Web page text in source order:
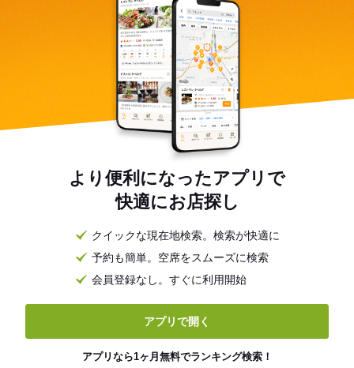
より便利になったアプリで
快適にお店探し
クイックな現在地検索。検索が快適に
予約も簡単。空席をスムーズに検索
会員登録なし。すぐに利用開始
アプリで開く
アプリなら1ヶ月無料でランキング検索！